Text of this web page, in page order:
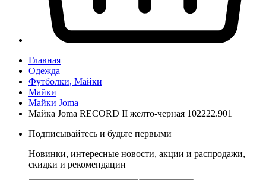
Главная
Одежда
Футболки, Майки
Майки
Майки Joma
Майка Joma RECORD II желто-черная 102222.901
Подписывайтесь и будьте первыми
Новинки, интересные новости, акции и распродажи,
скидки и рекомендации